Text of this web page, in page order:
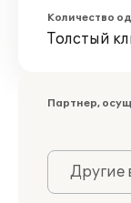
Количество
Толстый
Партнер,
Другие